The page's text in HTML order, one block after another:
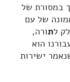
במסורת של
של עם
לתורה,
הוא
ישירות